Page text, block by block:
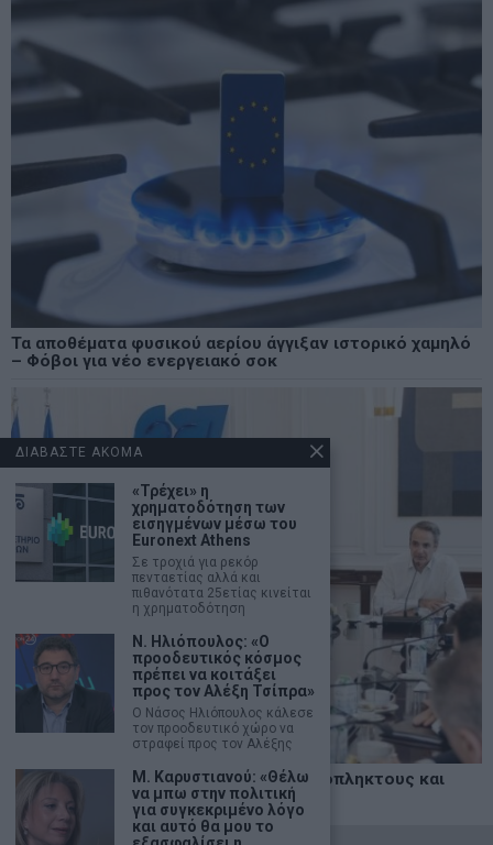
Τα αποθέματα φυσικού αερίου άγγιξαν ιστορικό χαμηλό
– Φόβοι για νέο ενεργειακό σοκ
Δυτική Αττική: Άμεση στήριξη σε πυρόπληκτους και
επιχειρήσεις
ΔΙΑΒΑΣΤΕ ΑΚΟΜΑ
«Τρέχει» η
χρηματοδότηση των
εισηγμένων μέσω του
Euronext Athens
Σε τροχιά για ρεκόρ
πενταετίας αλλά και
πιθανότατα 25ετίας κινείται
η χρηματοδότηση
Ν. Ηλιόπουλος: «Ο
προοδευτικός κόσμος
πρέπει να κοιτάξει
προς τον Αλέξη Τσίπρα»
Ο Νάσος Ηλιόπουλος κάλεσε
τον προοδευτικό χώρο να
στραφεί προς τον Αλέξης
Μ. Καρυστιανού: «Θέλω
να μπω στην πολιτική
για συγκεκριμένο λόγο
και αυτό θα μου το